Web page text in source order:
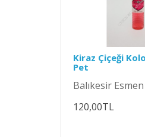
Kiraz Çiçeği
Pet
Balıkesir
120,00TL